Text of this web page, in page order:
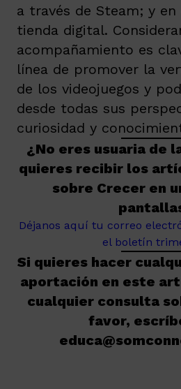
a través de Steam; y en
tienda digital.
acompañamiento es
línea de promover la
de los videojuegos y
desde todas sus
curiosidad y
¿No eres usuaria de
quieres recibir los
sobre Crecer en
Déjanos aquí tu correo
el boletín
Si quieres hacer
aportación en este
cualquier consulta
favor,